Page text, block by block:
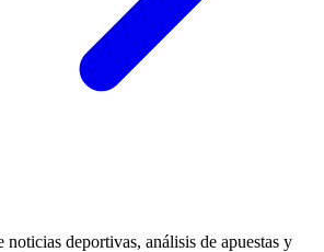
noticias deportivas, análisis de apuestas y